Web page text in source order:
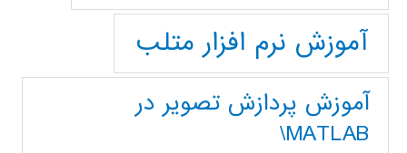
آموزش نرم افزار متلب
آموزش پردازش تصوير در
MATLAB\